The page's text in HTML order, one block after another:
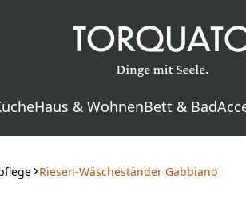
Haus & WohnenBett & Bad
Riesen-Wäscheständer Gabbiano